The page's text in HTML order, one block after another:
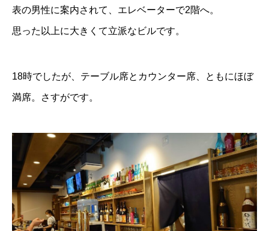
表の男性に案内されて、エレベーターで2階へ。
思った以上に大きくて立派なビルです。
18時でしたが、テーブル席とカウンター席、ともにほぼ
満席。さすがです。